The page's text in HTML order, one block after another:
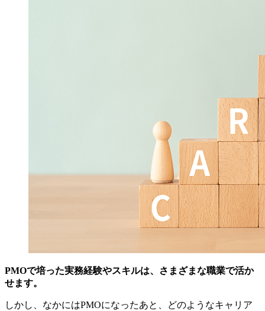
PMOで培った実務経験やスキルは、さまざまな職業で活か
せます。
しかし、なかにはPMOになったあと、どのようなキャリア